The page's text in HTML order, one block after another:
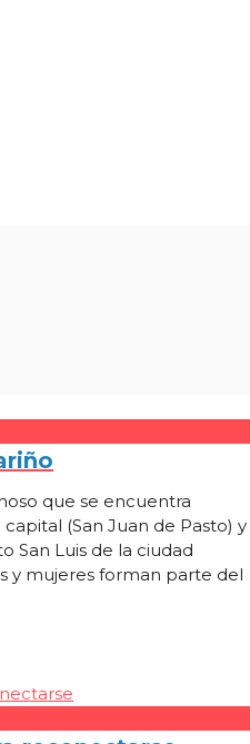
que se encuentra
(San Juan de Pasto) y
San Luis de la ciudad
y mujeres forman parte del